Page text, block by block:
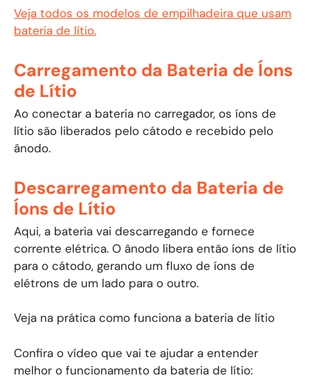
Veja todos os modelos de empilhadeira que usam
bateria de lítio.
Carregamento da Bateria de Íons
de Lítio
Ao conectar a bateria no carregador, os íons de
lítio são liberados pelo cátodo e recebido pelo
ânodo.
Descarregamento da Bateria de
Íons de Lítio
Aqui, a bateria vai descarregando e fornece
corrente elétrica. O ânodo libera então íons de lítio
para o cátodo, gerando um fluxo de íons de
elétrons de um lado para o outro.
Veja na prática como funciona a bateria de lítio
Confira o vídeo que vai te ajudar a entender
melhor o funcionamento da bateria de lítio: